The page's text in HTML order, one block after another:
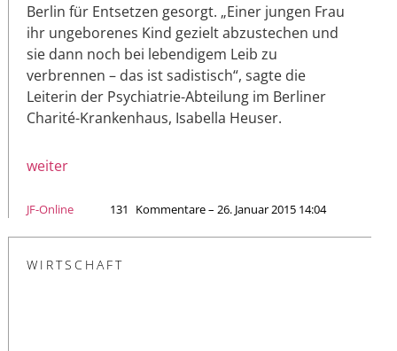
Berlin für Entsetzen gesorgt. „Einer jungen Frau
ihr ungeborenes Kind gezielt abzustechen und
sie dann noch bei lebendigem Leib zu
verbrennen – das ist sadistisch“, sagte die
Leiterin der Psychiatrie-Abteilung im Berliner
Charité-Krankenhaus, Isabella Heuser.
weiter
JF-Online 131 Kommentare – 26. Januar 2015 14:04
WIRTSCHAFT